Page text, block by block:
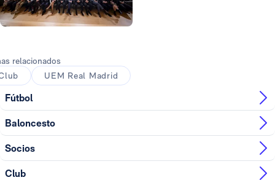
relacionados
UEM Real Madrid
Fútbol
Baloncesto
Socios
Club